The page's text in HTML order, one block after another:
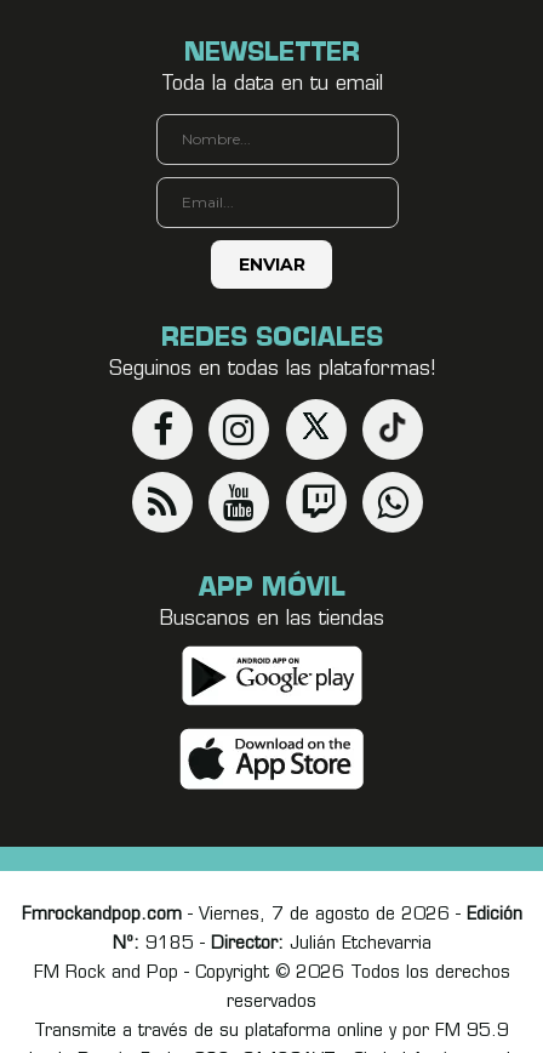
NEWSLETTER
Toda la data en tu email
REDES SOCIALES
Seguinos en todas las plataformas!
APP MÓVIL
Buscanos en las tiendas
Fmrockandpop.com- Viernes, 7 de agosto de 2026 - Edición
Nº: 9185 - Director: Julián Etchevarria
FM Rock and Pop - Copyright © 2026 Todos los derechos
reservados
Transmite a través de su plataforma online y por FM 95.9